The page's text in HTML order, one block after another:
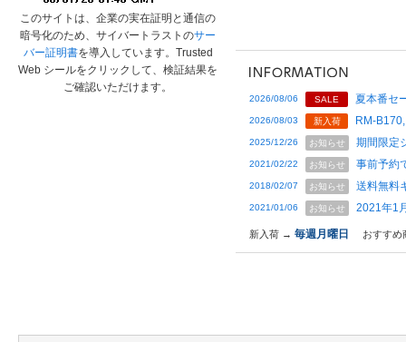
2026/08/06 SALE 夏本番セ
2026/08/03 新入荷 RM-
2025/12/26 お知らせ 期間限定
2021/02/22 お知らせ 事前予約
2018/02/07 お知らせ 送料無料
2021/01/06 お知らせ 2021年1
新入荷 → 毎週月曜日 おすす
このサイトは、企業の実在証明と通信の
暗号化のため、サイバートラストのサー
バー証明書を導入しています。Trusted
Web シールをクリックして、検証結果を
ご確認いただけます。